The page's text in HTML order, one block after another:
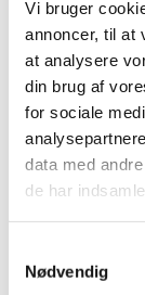
Vi bruger
annoncer, til at
at analysere
din brug af
for sociale
data med
de har
Nødvendig